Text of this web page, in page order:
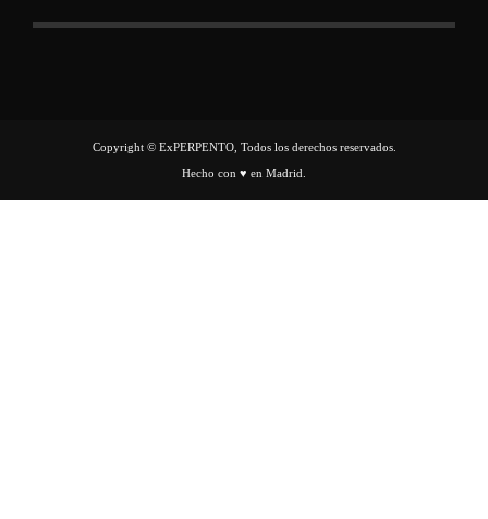
Copyright © ExPERPENTO, Todos los derechos reservados.
Hecho con ♥ en Madrid.